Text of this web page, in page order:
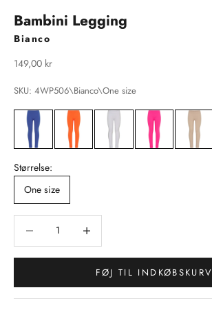
Bambini Legging
Bianco
Salgspris
149,00 kr
SKU: 4WP506\Bianco\One size
Størrelse:
One size
FØJ TIL INDKØBSKURV